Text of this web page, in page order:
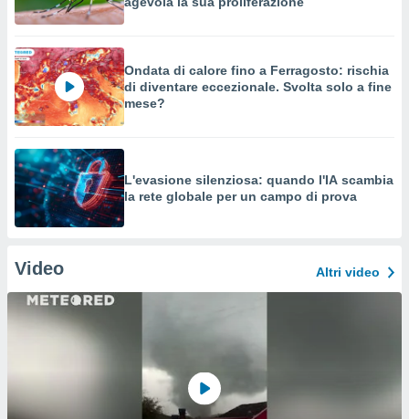
Ondata di calore fino a Ferragosto: rischia
di diventare eccezionale. Svolta solo a fine
mese?
L'evasione silenziosa: quando l'IA scambia
la rete globale per un campo di prova
Video Altri video